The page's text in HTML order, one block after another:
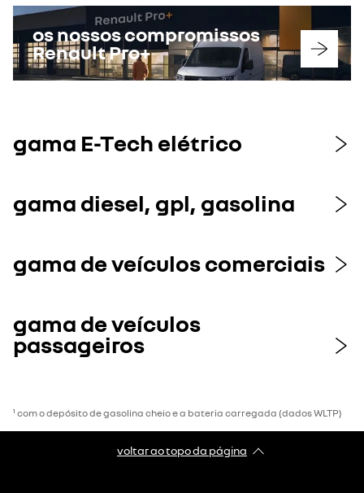
os nossos compromissos
Renault Pro+
gama E-Tech elétrico
gama diesel, gpl, gasolina
gama de veículos comerciais
gama de veículos
passageiros
¹ com o depósito de gasolina cheio e a bateria carregada (dados WLTP)
voltar ao topo da página